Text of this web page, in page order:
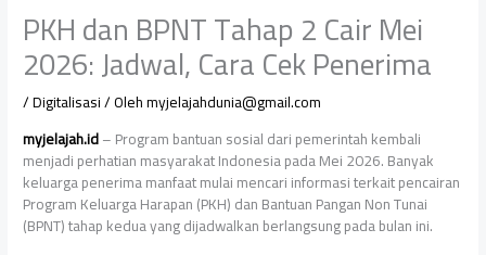
PKH dan BPNT Tahap 2 Cair Mei
2026: Jadwal, Cara Cek Penerima
/Digitalisasi/ Olehmyjelajahdunia@gmail.com
myjelajah.id– Program bantuan sosial dari pemerintah kembali
menjadi perhatian masyarakat Indonesia pada Mei 2026. Banyak
keluarga penerima manfaat mulai mencari informasi terkait pencairan
Program Keluarga Harapan (PKH) dan Bantuan Pangan Non Tunai
(BPNT) tahap kedua yang dijadwalkan berlangsung pada bulan ini.